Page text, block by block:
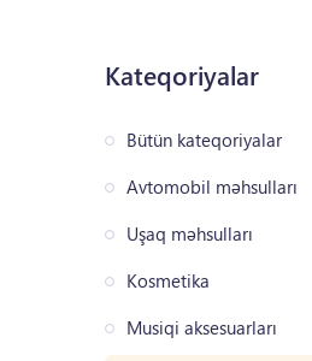
Kateqoriyalar
Bütün kateqoriyalar
Avtomobil məhsulları
Uşaq məhsulları
Kosmetika
Musiqi aksesuarları